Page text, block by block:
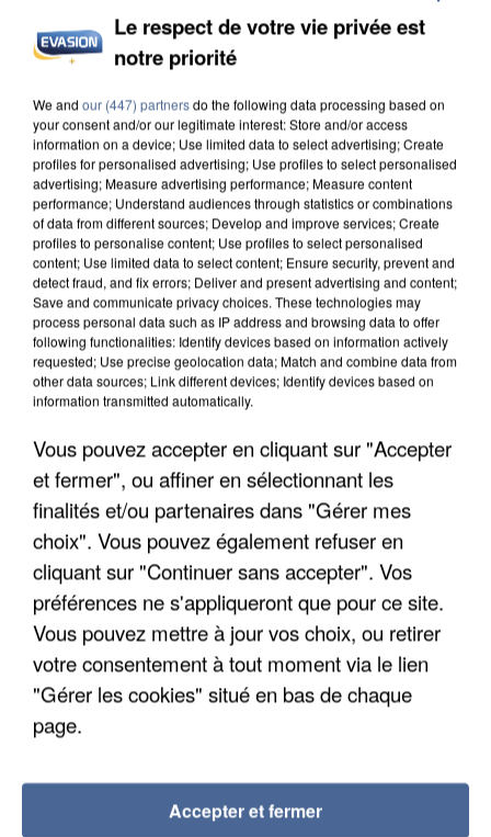
L’UN DES FONDATEURS SUPPOSÉS DE LA DZ
MAFIA INTERPELLÉ EN ALGÉRIE
UN SECOND CADRE DE LA DZ MAFIA
INTERPELLÉ EN ALGÉRIE
Le respect de votre vie privée est
notre priorité
We and our (447) partnersdo the following data processing based on
your consent and/or our legitimate interest: Store and/or access
information on a device; Use limited data to select advertising; Create
profiles for personalised advertising; Use profiles to select personalised
advertising; Measure advertising performance; Measure content
performance; Understand audiences through statistics or combinations
of data from different sources; Develop and improve services; Create
profiles to personalise content; Use profiles to select personalised
content; Use limited data to select content; Ensure security, prevent and
detect fraud, and fix errors; Deliver and present advertising and content;
Save and communicate privacy choices. These technologies may
process personal data such as IP address and browsing data to offer
following functionalities: Identify devices based on information actively
requested; Use precise geolocation data; Match and combine data from
other data sources; Link different devices; Identify devices based on
information transmitted automatically.
Vous pouvez accepter en cliquant sur "Accepter
et fermer", ou affiner en sélectionnant les
finalités et/ou partenaires dans "Gérer mes
choix". Vous pouvez également refuser en
cliquant sur "Continuer sans accepter". Vos
préférences ne s'appliqueront que pour ce site.
Vous pouvez mettre à jour vos choix, ou retirer
votre consentement à tout moment via le lien
"Gérer les cookies" situé en bas de chaque
page.
Accepter et fermer